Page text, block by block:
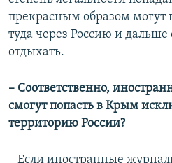
прекрасным образом могут
туда через Россию и дальше
отдыхать.
– Соответственно,
смогут попасть в Крым
территорию России?
– Если иностранные